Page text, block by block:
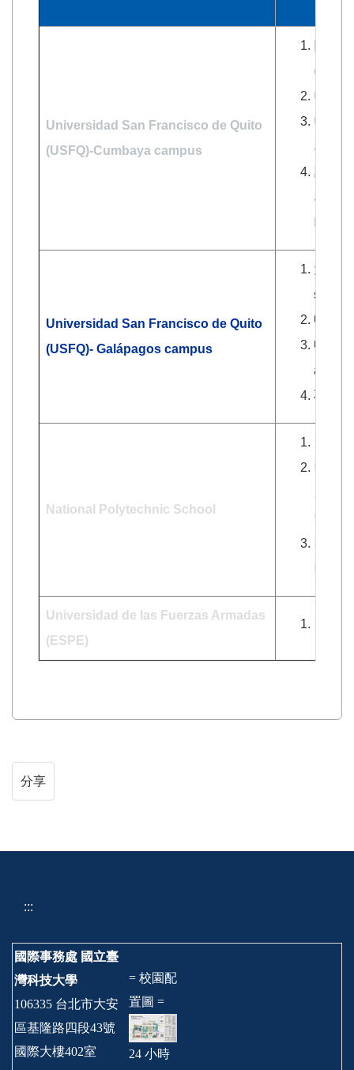
Universidad San Francisco de Quito
(USFQ)-Cumbaya campus
申請
申請
apply
該校
also
Universidad San Francisco de Quito
(USFQ)- Galápagos campus
大二
申請
申請
不接
National Polytechnic School
申請
5.0 /
明
Universidad de las Fuerzas Armadas
(ESPE)
分享
:::
國際事務處 國立臺
灣科技大學
106335 台北市大安
區基隆路四段43號
國際大樓402室
= 校園配
置圖 =
24 小時